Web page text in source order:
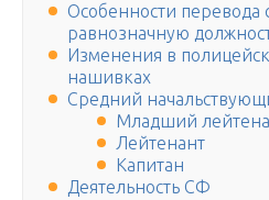
Особенности перевода
равнозначную
Изменения в
нашивках
Средний
Младший
Лейтенант
Капитан
Деятельность СФ